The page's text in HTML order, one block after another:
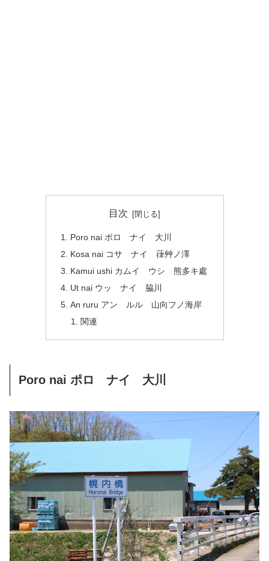
目次
Poro nai ポロ ナイ 大川
Kosa nai コサ ナイ 葎艸ノ澤
Kamui ushi カムイ ウシ 熊多キ處
Ut nai ウッ ナイ 脇川
An ruru アン ルル 山向フノ海岸
関連
Poro nai ポロ ナイ 大川